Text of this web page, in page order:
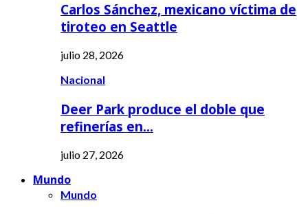
Carlos Sánchez, mexicano víctima de
tiroteo en Seattle
julio 28, 2026
Nacional
Deer Park produce el doble que
refinerías en…
julio 27, 2026
Mundo
Mundo